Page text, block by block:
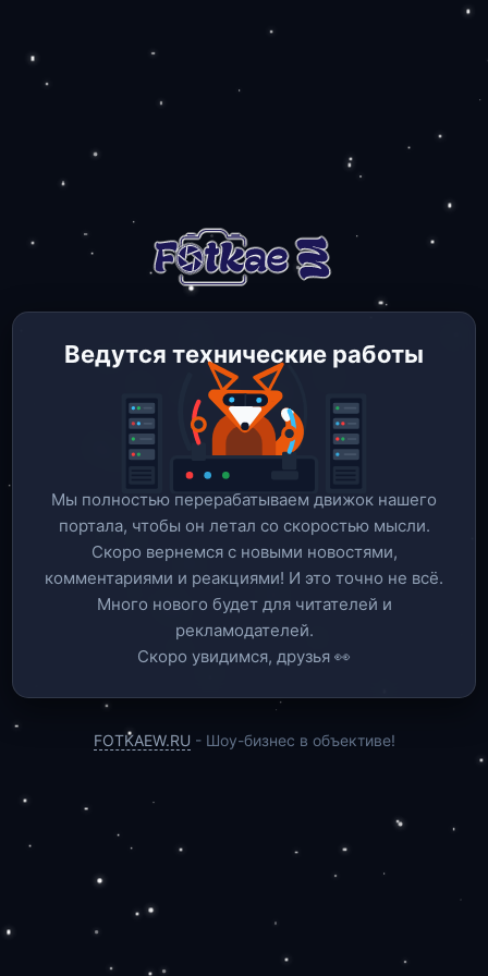
Ведутся технические работы
Мы полностью перерабатываем движок нашего
портала, чтобы он летал со скоростью мысли.
Скоро вернемся c новыми новостями,
комментариями и реакциями! И это точно не всё.
Много нового будет для читателей и
рекламодателей.
Скоро увидимся, друзья 👀
FOTKAEW.RU - Шоу-бизнес в объективе!